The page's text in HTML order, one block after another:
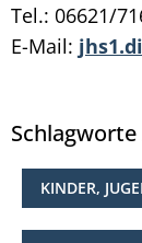
Tel.: 06621/
E-Mail:
KINDER,